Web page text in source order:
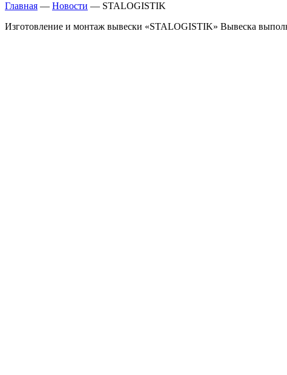
Главная — Новости — STALOGISTIK
Изготовление и монтаж вывески «STALOGISTIK» Вывеска